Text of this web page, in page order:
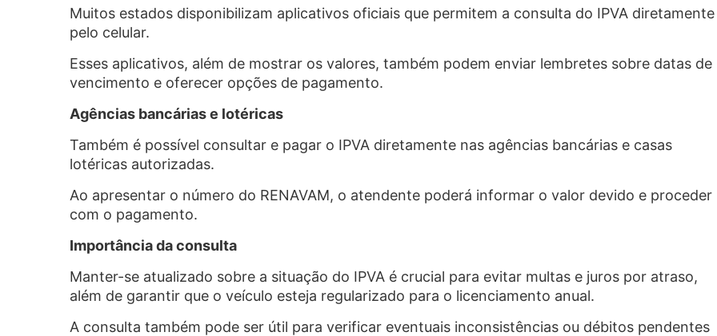
Muitos estados disponibilizam aplicativos oficiais que permitem a consulta do IPVA diretamente
pelo celular.
Esses aplicativos, além de mostrar os valores, também podem enviar lembretes sobre datas de
vencimento e oferecer opções de pagamento.
Agências bancárias e lotéricas
Também é possível consultar e pagar o IPVA diretamente nas agências bancárias e casas
lotéricas autorizadas.
Ao apresentar o número do RENAVAM, o atendente poderá informar o valor devido e proceder
com o pagamento.
Importância da consulta
Manter-se atualizado sobre a situação do IPVA é crucial para evitar multas e juros por atraso,
além de garantir que o veículo esteja regularizado para o licenciamento anual.
A consulta também pode ser útil para verificar eventuais inconsistências ou débitos pendentes